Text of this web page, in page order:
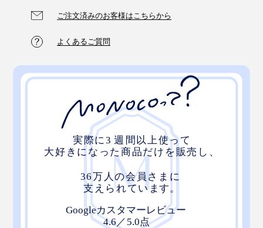
ご注文済みのお客様はこちらから
よくあるご質問